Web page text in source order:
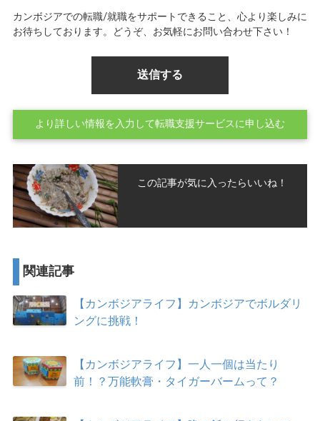
カンボジアでの転職/就職をサポートできること、心より楽しみに
お待ちしております。どうぞ、お気軽にお問い合わせ下さい！
より詳しい情報を入力して転職支援サービスに申し込む
この記事が気に入ったらいいね！
関連記事
【カンボジアライフ】カンボジアでボルダリ
ングに挑戦！
【カンボジアライフ】一人一個は当たり
前！？万能軟膏・タイガーバームって？